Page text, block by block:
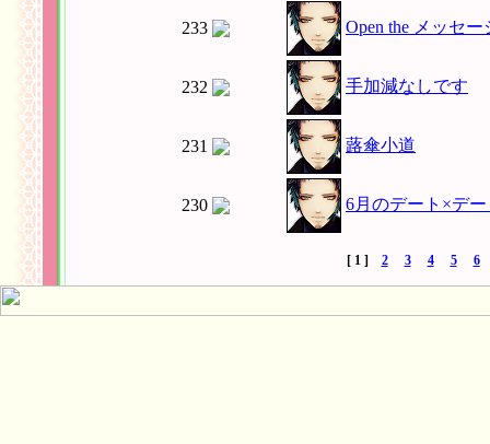
233 Open the メッセ
232 手加減なしです
231 蕗傘小道
230 6月のデート×デ
[ 1 ] 2 3 4 5 6